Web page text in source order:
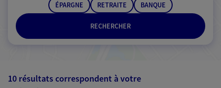
RECHERCHER
ÉPARGNE
RETRAITE BANQUE
10 résultats correspondent à votre